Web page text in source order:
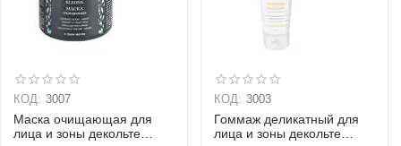
КОД: 3007
Маска очищающая для
лица и зоны декольте
КОД: 3003
Гоммаж деликатный для
лица и зоны декольте